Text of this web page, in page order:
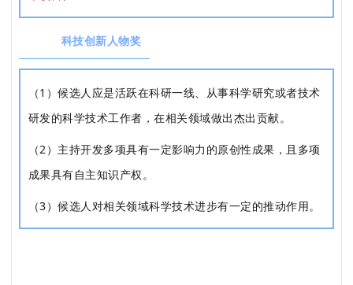
科技创新人物奖
（1）候选人应是活跃在科研一线、从事科学研究或者技术
研发的科学技术工作者，在相关领域做出杰出贡献。
（2）主持开发多项具有一定影响力的原创性成果，且多项
成果具有自主知识产权。
（3）候选人对相关领域科学技术进步有一定的推动作用。